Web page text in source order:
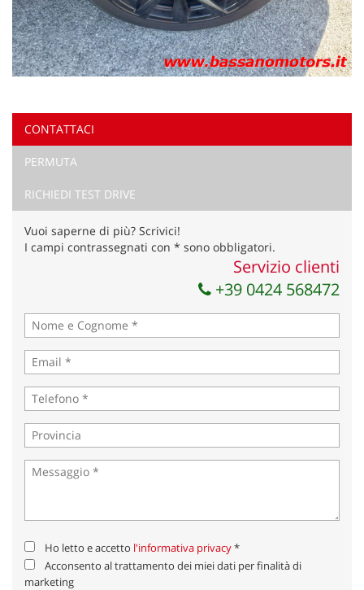
CONTATTACI
PERMUTA
RICHIEDI TEST DRIVE
Vuoi saperne di più? Scrivici!
I campi contrassegnati con * sono obbligatori.
Servizio clienti
+39 0424 568472
Ho letto e accetto l'informativa privacy*
Acconsento al trattamento dei miei dati per finalità di
marketing